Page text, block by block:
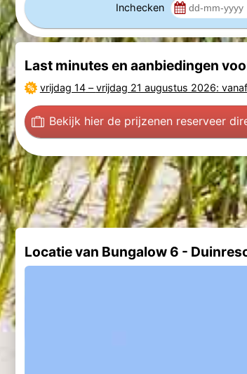
Inchecken
Last minutes en aanbiedingen
vrijdag 14–vrijdag 21 augustus 2026:
Bekijk hier de prijzenen reserveer
Locatie van Bungalow 6 -